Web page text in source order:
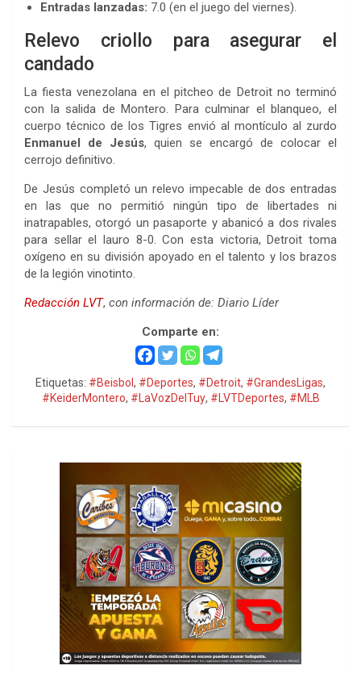
Entradas lanzadas: 7.0 (en el juego del viernes).
Relevo criollo para asegurar el
candado
La fiesta venezolana en el pitcheo de Detroit no terminó
con la salida de Montero. Para culminar el blanqueo, el
cuerpo técnico de los Tigres envió al montículo al zurdo
Enmanuel de Jesús, quien se encargó de colocar el
cerrojo definitivo.
De Jesús completó un relevo impecable de dos entradas
en las que no permitió ningún tipo de libertades ni
inatrapables, otorgó un pasaporte y abanicó a dos rivales
para sellar el lauro 8-0. Con esta victoria, Detroit toma
oxígeno en su división apoyado en el talento y los brazos
de la legión vinotinto.
Redacción LVT, con información de: Diario Líder
Comparte en:
Etiquetas: #Beisbol , #Deportes, #Detroit, #GrandesLigas,
#KeiderMontero, #LaVozDelTuy, #LVTDeportes, #MLB